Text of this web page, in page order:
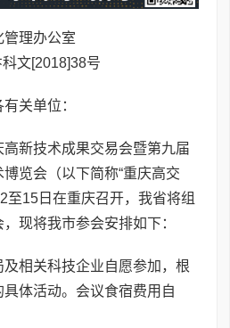
管理办公室
科文[2018]38号
关单位：
新技术成果交易会暨第九届
览会（以下简称“重庆高交
至15日在重庆召开，我省将组
现将我市参会安排如下：
相关科技企业自愿参加，根
体活动。会议食宿费用自